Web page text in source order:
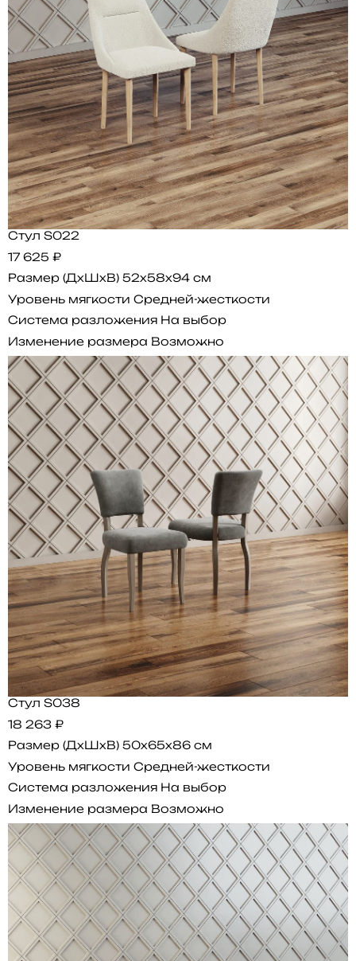
Стул S022
17 625 ₽
Размер (ДхШхВ) 52x58x94 см
Уровень мягкости Средней-жесткости
Система разложения На выбор
Изменение размера Возможно
Стул S038
18 263 ₽
Размер (ДхШхВ) 50x65x86 см
Уровень мягкости Средней-жесткости
Система разложения На выбор
Изменение размера Возможно